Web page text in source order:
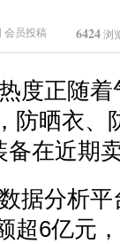
会员投稿 6424 浏
度正随
防晒衣、
备在近期
据分析
超6亿元